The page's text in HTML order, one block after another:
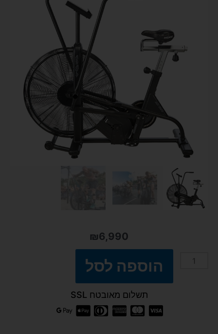
₪6,990
כמות הוספה לסל
תשלום מאובטח SSL